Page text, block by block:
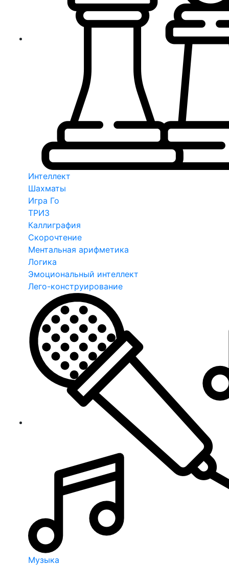
Интеллект
Шахматы
Игра Го
ТРИЗ
Каллиграфия
Скорочтение
Ментальная арифметика
Логика
Эмоциональный интеллект
Лего-конструирование
Музыка